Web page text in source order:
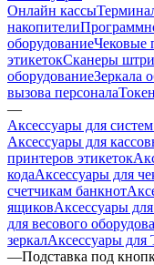
Онлайн кассы
накопители
оборудованиеЧековые
этикетокСканеры
оборудованиеЗеркала
вызова персонала
—
Аксессуары для
Аксессуары для
принтеров этикеток
кодаАксессуары для
счетчикам банкнот
ящиковАксессуары
для весового
зеркалАксессуары
—Подставка под